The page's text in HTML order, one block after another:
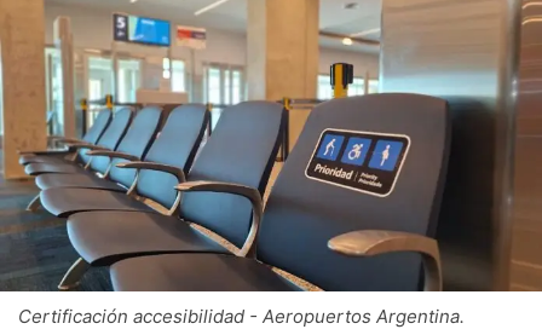
Certificación accesibilidad - Aeropuertos Argentina.